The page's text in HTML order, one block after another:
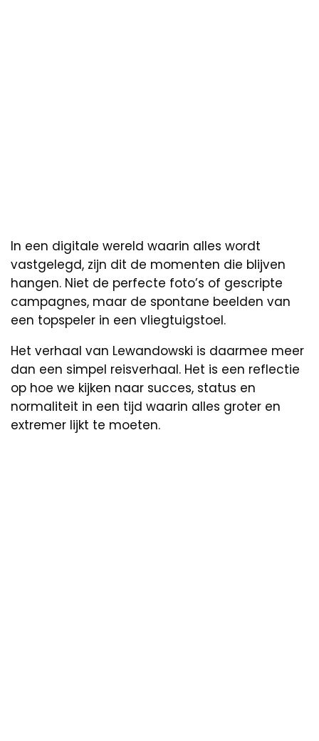
In een digitale wereld waarin alles wordt
vastgelegd, zijn dit de momenten die blijven
hangen. Niet de perfecte foto’s of gescripte
campagnes, maar de spontane beelden van
een topspeler in een vliegtuigstoel.
Het verhaal van Lewandowski is daarmee meer
dan een simpel reisverhaal. Het is een reflectie
op hoe we kijken naar succes, status en
normaliteit in een tijd waarin alles groter en
extremer lijkt te moeten.